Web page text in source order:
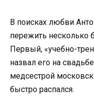
В поисках любви
пережить несколько
Первый, «учебно-
назвал его на
медсестрой
быстро распался.